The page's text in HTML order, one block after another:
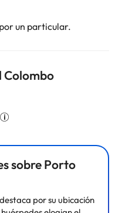
amable personal de
su consejo
los lugares más
tradicionalmente para
a los huéspedes.
Todas las
modernas, con
aire
confortable para
un particular.
Colombo
sobre Porto
por su ubicación